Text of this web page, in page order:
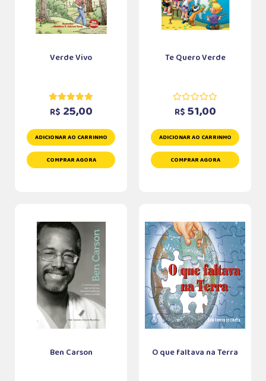
Verde Vivo
R$ 25,00
ADICIONAR AO CARRINHO
COMPRAR AGORA
Te Quero Verde
R$ 51,00
ADICIONAR AO CARRINHO
COMPRAR AGORA
Ben Carson O que faltava na Terra